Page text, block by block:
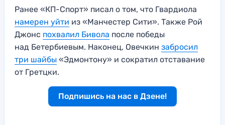
Ранее «КП-Спорт» писал о том, что Гвардиола
намерен уйти из «Манчестер Сити». Также Рой
Джонс похвалил Бивола после победы
над Бетербиевым. Наконец, Овечкин забросил
три шайбы «Эдмонтону» и сократил отставание
от Гретцки.
Подпишись на нас в Дзене!